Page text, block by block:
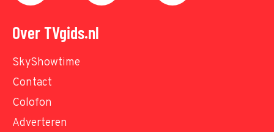
Over TVgids.nl
SkyShowtime
Contact
Colofon
Adverteren